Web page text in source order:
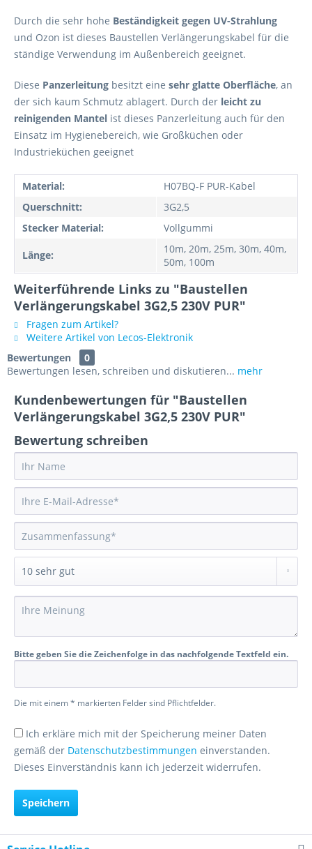
Durch die sehr hohe Beständigkeit gegen UV-Strahlung
und Ozon ist dieses Baustellen Verlängerungskabel für die
ständige Verwendung im Außenbereich geeignet.
Diese Panzerleitung besitzt eine sehr glatte Oberfläche, an
der sich kaum Schmutz ablagert. Durch der leicht zu
reinigenden Mantel ist dieses Panzerleitung auch für den
Einsatz im Hygienebereich, wie Großküchen oder
Industrieküchen geeignet
Material:
H07BQ-F PUR-Kabel
Querschnitt:
3G2,5
Stecker Material:
Vollgummi
Länge:
10m, 20m, 25m, 30m, 40m,
50m, 100m
Weiterführende Links zu "Baustellen
Verlängerungskabel 3G2,5 230V PUR"
Fragen zum Artikel?
Weitere Artikel von Lecos-Elektronik
Bewertungen
0
Bewertungen lesen, schreiben und diskutieren... mehr
Kundenbewertungen für "Baustellen
Verlängerungskabel 3G2,5 230V PUR"
Bewertung schreiben
Bitte geben Sie die Zeichenfolge in das nachfolgende Textfeld ein.
Die mit einem * markierten Felder sind Pflichtfelder.
Ich erkläre mich mit der Speicherung meiner Daten
gemäß der Datenschutzbestimmungen einverstanden.
Dieses Einverständnis kann ich jederzeit widerrufen.
Speichern